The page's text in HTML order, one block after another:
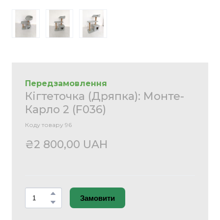
Передзамовлення
Кігтеточка (Дряпка): Монте-
Карло 2 (F036)
Коду товару 96
₴2 800,00 UAH
Замовити